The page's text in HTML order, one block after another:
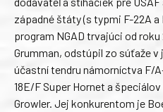
západné štáty (s typmi F-22A a
program NGAD trvajúci od
Grumman, odstúpil zo súťaže v
účastní tendru námorníctva F/
18E/F Super Hornet a
Growler. Jej konkurentom je